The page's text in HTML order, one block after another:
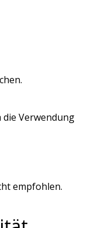
die Verwendung
empfohlen.